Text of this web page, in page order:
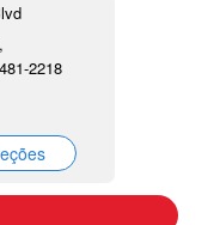
2218